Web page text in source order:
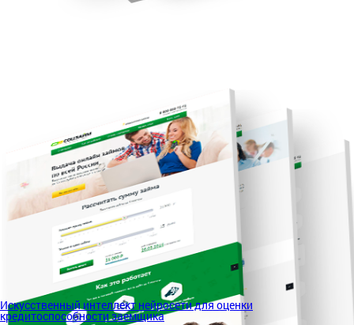
Искусственный интеллект нейросети для оценки
кредитоспособности заемщика